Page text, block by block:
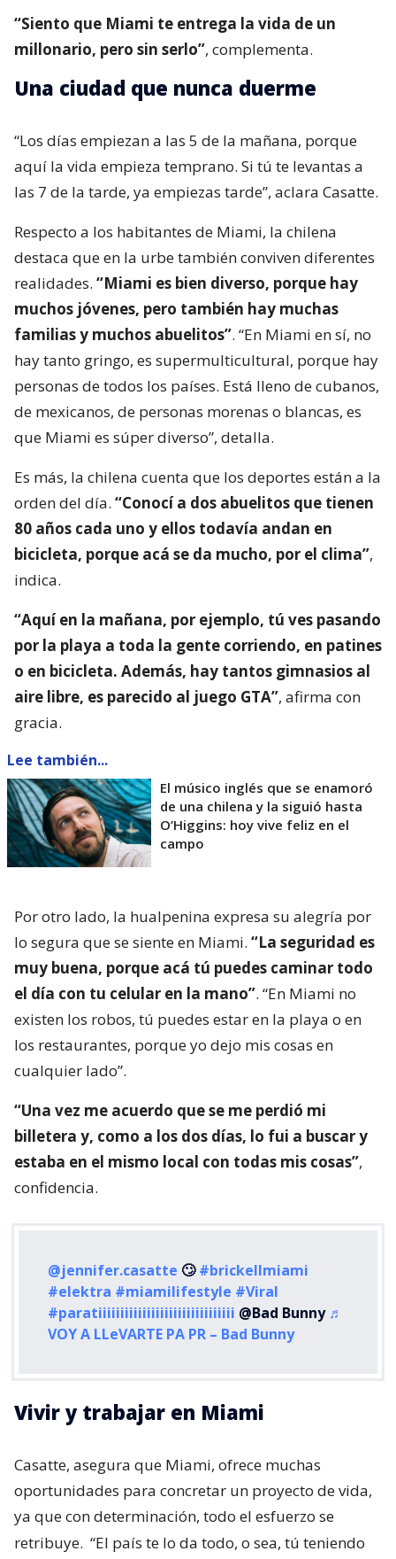
“Siento que Miami te entrega la vida de un
millonario, pero sin serlo”, complementa.
Una ciudad que nunca duerme
“Los días empiezan a las 5 de la mañana, porque
aquí la vida empieza temprano. Si tú te levantas a
las 7 de la tarde, ya empiezas tarde”, aclara Casatte.
Respecto a los habitantes de Miami, la chilena
destaca que en la urbe también conviven diferentes
realidades. “Miami es bien diverso, porque hay
muchos jóvenes, pero también hay muchas
familias y muchos abuelitos”. “En Miami en sí, no
hay tanto gringo, es supermulticultural, porque hay
personas de todos los países. Está lleno de cubanos,
de mexicanos, de personas morenas o blancas, es
que Miami es súper diverso”, detalla.
Es más, la chilena cuenta que los deportes están a la
orden del día. “Conocí a dos abuelitos que tienen
80 años cada uno y ellos todavía andan en
bicicleta, porque acá se da mucho, por el clima”,
indica.
“Aquí en la mañana, por ejemplo, tú ves pasando
por la playa a toda la gente corriendo, en patines
o en bicicleta. Además, hay tantos gimnasios al
aire libre, es parecido al juego GTA”, afirma con
gracia.
Lee también...
El músico inglés que se enamoró
de una chilena y la siguió hasta
O’Higgins: hoy vive feliz en el
campo
Por otro lado, la hualpenina expresa su alegría por
lo segura que se siente en Miami. “La seguridad es
muy buena, porque acá tú puedes caminar todo
el día con tu celular en la mano”. “En Miami no
existen los robos, tú puedes estar en la playa o en
los restaurantes, porque yo dejo mis cosas en
cualquier lado”.
“Una vez me acuerdo que se me perdió mi
billetera y, como a los dos días, lo fui a buscar y
estaba en el mismo local con todas mis cosas”,
confidencia.
@jennifer.casatte 🙄#brickellmiami
#elektra #miamilifestyle #Viral
#paratiiiiiiiiiiiiiiiiiiiiiiiiiiiiiii @Bad Bunny ♬
VOY A LLeVARTE PA PR – Bad Bunny
Vivir y trabajar en Miami
Casatte, asegura que Miami, ofrece muchas
oportunidades para concretar un proyecto de vida,
ya que con determinación, todo el esfuerzo se
retribuye. “El país te lo da todo, o sea, tú teniendo